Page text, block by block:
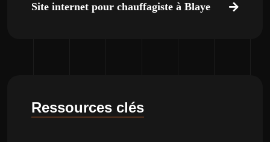
Site internet pour chauffagiste à Blaye
Ressources clés